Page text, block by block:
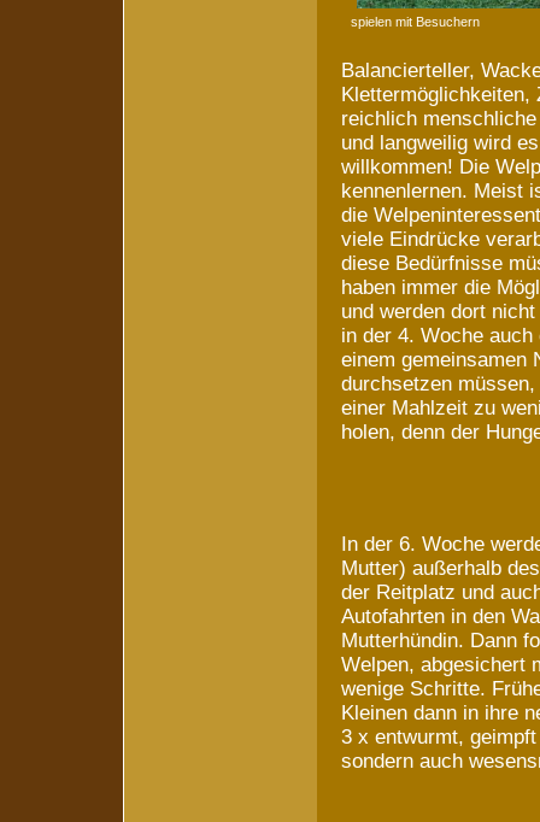
spielen mit Besuchern
Balancierteller,
Klettermöglichkeiten,
reichlich
und langweilig wird
willkommen! Die
kennenlernen. Meist
die
viele Eindrücke
diese Bedürfnisse
haben immer die
und werden dort
in der 4. Woche
einem gemeinsamen
durchsetzen
einer Mahlzeit zu
holen, denn der
In der 6. Woche
Mutter) außerhalb
der Reitplatz und
Autofahrten in den
Mutterhündin. Dann
Welpen, abgesichert
wenige Schritte.
Kleinen dann in ihre
3 x entwurmt,
sondern auch